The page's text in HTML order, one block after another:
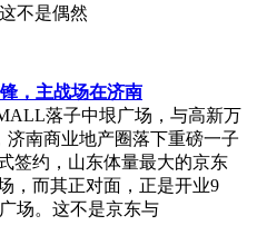
不是偶然
，主战场在济南
落子中垠广场，与高新万
济南商业地产圈落下重磅一子
约，山东体量最大的京东
，而其正对面，正是开业9
场。这不是京东与